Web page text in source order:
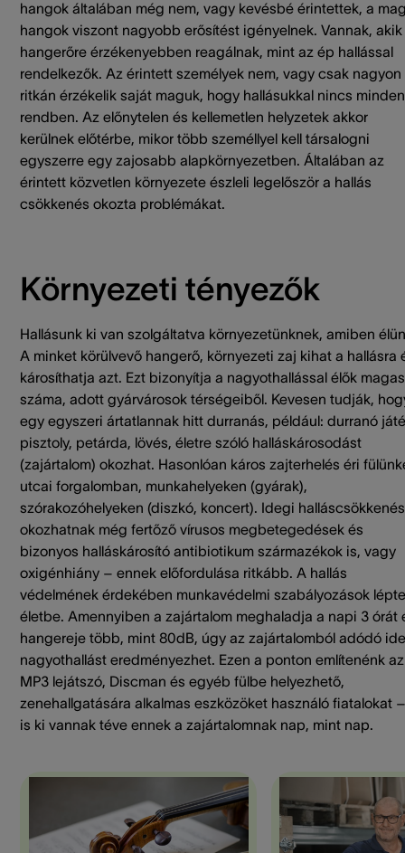
hangok általában még nem, vagy kevésbé érintettek, a
hangok viszont nagyobb erősítést igényelnek. Vannak, akik
hangerőre érzékenyebben reagálnak, mint az ép hallással
rendelkezők. Az érintett személyek nem, vagy csak nagyon
ritkán érzékelik saját maguk, hogy hallásukkal nincs minden
rendben. Az előnytelen és kellemetlen helyzetek akkor
kerülnek előtérbe, mikor több személlyel kell társalogni
egyszerre egy zajosabb alapkörnyezetben. Általában az
érintett közvetlen környezete észleli legelőször a hallás
csökkenés okozta problémákat.
Környezeti tényezők
Hallásunk ki van szolgáltatva környezetünknek, amiben
A minket körülvevő hangerő, környezeti zaj kihat a hallásra
károsíthatja azt. Ezt bizonyítja a nagyothallással élők magas
száma, adott gyárvárosok térségeiből. Kevesen tudják,
egy egyszeri ártatlannak hitt durranás, például: durranó
pisztoly, petárda, lövés, életre szóló halláskárosodást
(zajártalom) okozhat. Hasonlóan káros zajterhelés éri
utcai forgalomban, munkahelyeken (gyárak),
szórakozóhelyeken (diszkó, koncert). Idegi
okozhatnak még fertőző vírusos megbetegedések és
bizonyos halláskárosító antibiotikum származékok is, vagy
oxigénhiány – ennek előfordulása ritkább. A hallás
védelmének érdekében munkavédelmi szabályozások
életbe. Amennyiben a zajártalom meghaladja a napi 3 órát
hangereje több, mint 80dB, úgy az zajártalomból adódó
nagyothallást eredményezhet. Ezen a ponton említenénk az
MP3 lejátszó, Discman és egyéb fülbe helyezhető,
zenehallgatására alkalmas eszközöket használó fiatalokat
is ki vannak téve ennek a zajártalomnak nap, mint nap.